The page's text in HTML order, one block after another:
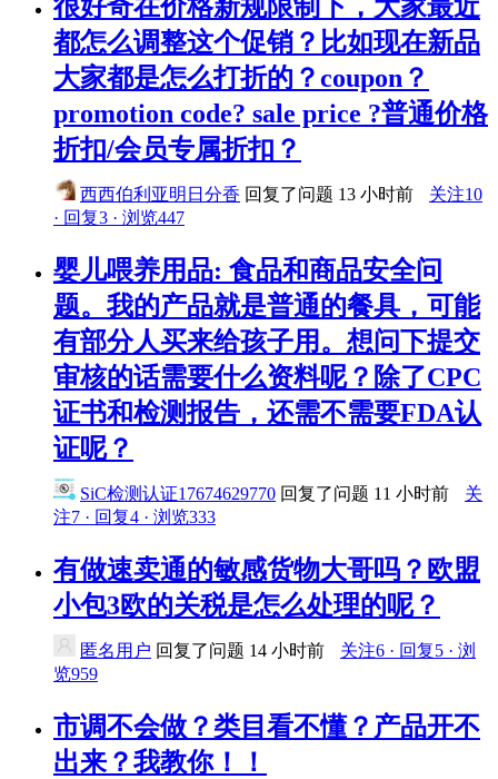
很好奇在价格新规限制下，大家最近
都怎么调整这个促销？比如现在新品
大家都是怎么打折的？coupon？
promotion code? sale price ?普通价格
折扣/会员专属折扣？
西西伯利亚明日分香 回复了问题 13 小时前
关注10
· 回复3 · 浏览447
婴儿喂养用品: 食品和商品安全问
题。我的产品就是普通的餐具，可能
有部分人买来给孩子用。想问下提交
审核的话需要什么资料呢？除了CPC
证书和检测报告，还需不需要FDA认
证呢？
SiC检测认证17674629770 回复了问题 11 小时前
关
注7 · 回复4 · 浏览333
有做速卖通的敏感货物大哥吗？欧盟
小包3欧的关税是怎么处理的呢？
匿名用户 回复了问题 14 小时前
关注6 · 回复5 · 浏
览959
市调不会做？类目看不懂？产品开不
出来？我教你！！